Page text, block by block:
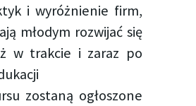
i wyróżnienie firm,
młodym rozwijać się
w trakcie i zaraz po
zostaną ogłoszone